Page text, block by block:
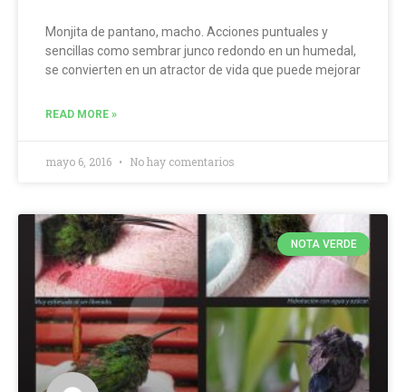
Monjita de pantano, macho. Acciones puntuales y
sencillas como sembrar junco redondo en un humedal,
se convierten en un atractor de vida que puede mejorar
READ MORE »
mayo 6, 2016 No hay comentarios
NOTA VERDE